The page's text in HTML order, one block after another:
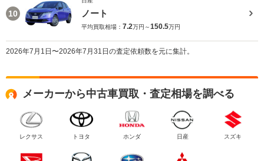
10 ノート
平均買取相場： 7.2万円～150.5万円
2026年7月1日〜2026年7月31日の査定依頼数を元に集計。
メーカーから中古車買取・査定相場を調べる
レクサス トヨタ ホンダ 日産 スズキ